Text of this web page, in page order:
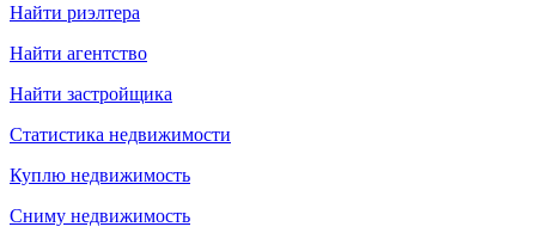
Найти риэлтера
Найти агентство
Найти застройщика
Статистика недвижимости
Куплю недвижимость
Сниму недвижимость